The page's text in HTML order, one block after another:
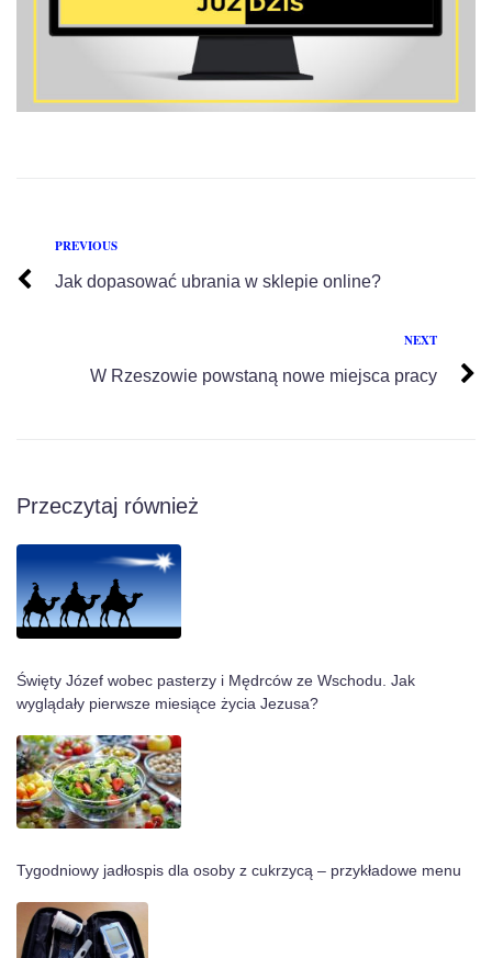
PREVIOUS
Jak dopasować ubrania w sklepie online?
NEXT
W Rzeszowie powstaną nowe miejsca pracy
Przeczytaj również
Święty Józef wobec pasterzy i Mędrców ze Wschodu. Jak
wyglądały pierwsze miesiące życia Jezusa?
Tygodniowy jadłospis dla osoby z cukrzycą – przykładowe menu